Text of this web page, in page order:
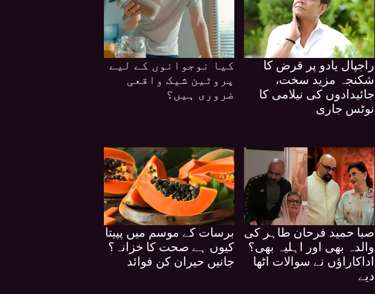
کیا نوجوانوں کے لیے
پروٹین شیک واقعی
ضروری ہیں؟
راجپال یادو پر قرض کا
شکنجہ مزید سخت،
جائیدادوں کی نیلامی کا
نوٹس جاری
برسات کے موسم میں پپیتا
کیوں ہے صحت کا خزانہ؟
جانیں حیران کن فوائد
صبا حمید فرحان طاہر کی
والدہ بھی اور اہلیہ بھی؟
اداکاراؤں نے سوالات اٹھا
دیے